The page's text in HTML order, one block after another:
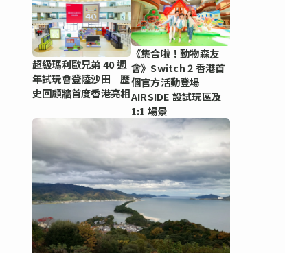
超級瑪利歐兄弟 40 週
年試玩會登陸沙田 歷
史回顧牆首度香港亮相
《集合啦！動物森友
會》Switch 2 香港首
個官方活動登場
AIRSIDE 設試玩區及
1:1 場景